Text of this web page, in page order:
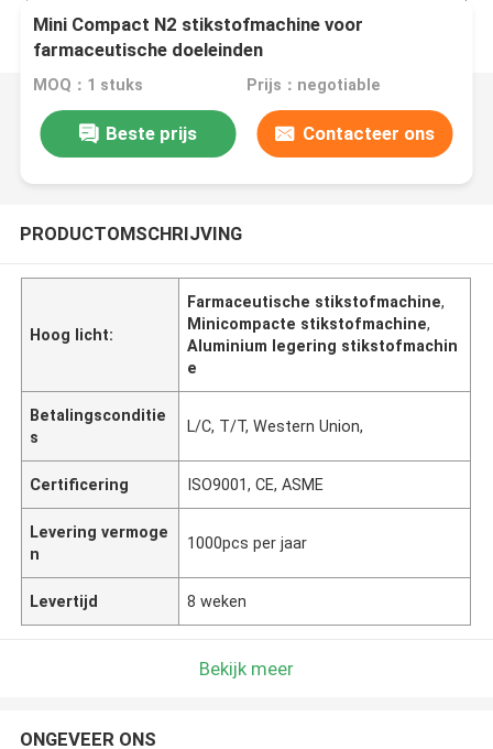
Mini Compact N2 stikstofmachine voor
farmaceutische doeleinden
MOQ：1 stuks Prijs：negotiable
Beste prijs Contacteer ons
PRODUCTOMSCHRIJVING
Hoog licht:
Farmaceutische stikstofmachine,
Minicompacte stikstofmachine,
Aluminium legering stikstofmachin
e
Betalingsconditie
s
L/C, T/T, Western Union,
Certificering ISO9001, CE, ASME
Levering vermoge
n
1000pcs per jaar
Levertijd 8 weken
Bekijk meer
ONGEVEER ONS